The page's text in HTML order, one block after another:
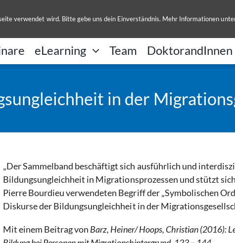
ULB ULB-Katalog
eLearning Team DoktorandInnen
in der
„Der Sammelband beschäftigt sich ausführlich und
Bildungsungleichheit in Migrationsprozessen und stützt
Pierre Bourdieu verwendeten Begriff der „Symbolischen
Diskurse der Bildungsungleichheit in der
Mit einem Beitrag von Barz, Heiner/ Hoops, Christian (2016):
verwendet wird. Bitte gebe uns dein Einverständnis. Mehr Informationen